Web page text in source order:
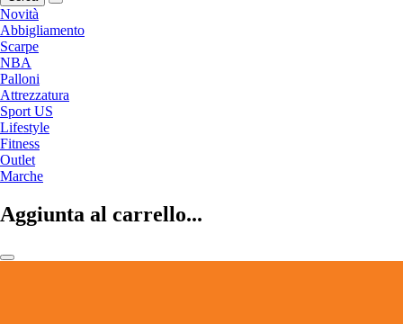
Novità
Abbigliamento
Scarpe
NBA
Palloni
Attrezzatura
Sport US
Lifestyle
Fitness
Outlet
Marche
Aggiunta al carrello...